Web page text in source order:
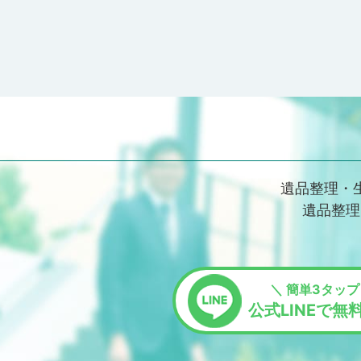
遺品整理・
遺品整
＼ 簡単3タッ
公式LINEで無